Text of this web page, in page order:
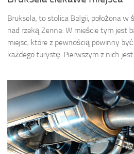
Bruksela, to stolica Belgii, położona w
nad rzeką Zenne. W mieście tym jest
miejsc, które z pewnością powinny
każdego turystę. Pierwszym z nich jest